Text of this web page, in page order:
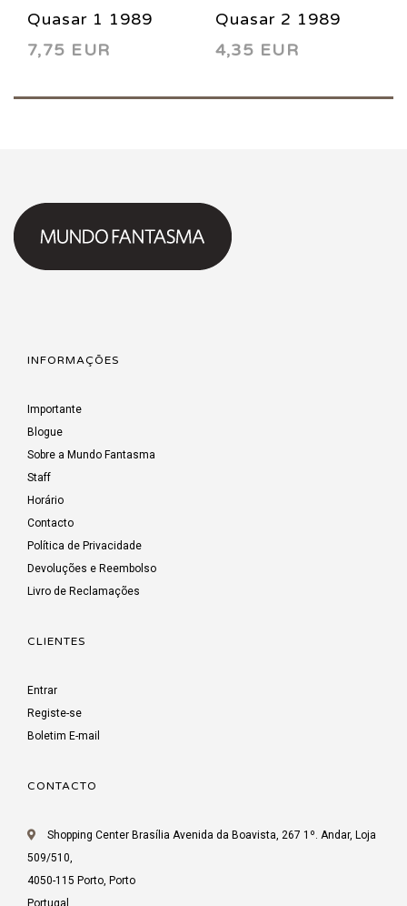
Quasar 1 1989
7,75 EUR
Quasar 2 1989
4,35 EUR
INFORMAÇÕES
Importante
Blogue
Sobre a Mundo Fantasma
Staff
Horário
Contacto
Política de Privacidade
Devoluções e Reembolso
Livro de Reclamações
CLIENTES
Entrar
Registe-se
Boletim E-mail
CONTACTO
Shopping Center Brasília Avenida da Boavista, 267 1º. Andar, Loja
509/510,
4050-115 Porto, Porto
Portugal